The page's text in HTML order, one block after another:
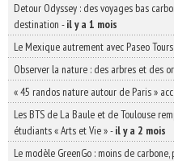
Detour Odyssey : des voyages bas
destination -il y a 1 mois
Le Mexique autrement avec Paseo Tours
Observer la nature : des arbres et des
« 45 randos nature autour de Paris »
Les BTS de La Baule et de Toulouse
étudiants « Arts et Vie »-il y a 2 mois
Le modèle GreenGo : moins de